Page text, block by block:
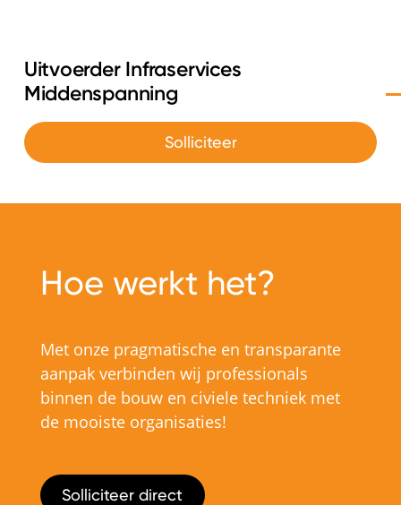
Uitvoerder Infraservices
Middenspanning
Solliciteer
Hoe werkt het?
Met onze pragmatische en transparante
aanpak verbinden wij professionals
binnen de bouw en civiele techniek met
de mooiste organisaties!
Solliciteer direct